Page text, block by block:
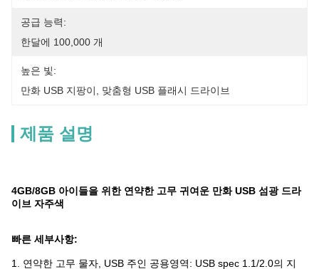
공급 능력:
한달에 100,000 개
높은 빛:
만화 USB 지팡이
맞춤형 USB 플래시 드라이브
제품 설명
4GB/8GB 아이들을 위한 연약한 고무 귀여운 만화 USB 섬광 드라
이브 자주색
빠른 세부사항:
1. 연약한 고무 물자, USB 주인 공용영역: USB spec 1.1/2.0의 지